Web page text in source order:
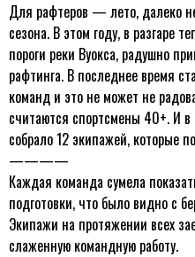
Для рафтеров — лето, далеко
сезона. В этом году, в разгаре
пороги реки Вуокса, радушно
рафтинга. В последнее время
команд и это не может не
считаются спортсмены 40+. И в
собрало 12 экипажей, которые
————
Каждая команда сумела
подготовки, что было видно с
Экипажи на протяжении всех
слаженную командную работу.